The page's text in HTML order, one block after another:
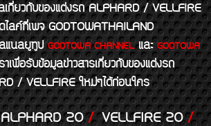
กี่ยวกับของแต่งรถ ALPHARD / VELLFIRE
ไลค์ที่เพจ GODTOWATHAILAND
ลแนลยูทูปGODTOWA CHANNELและGODTOWA
าเพื่อรับข้อมูลข่าวสารเกี่ยวกับของแต่งรถ
/ VELLFIRE ใหม่ๆได้ก่อนใคร
ALPHARD 20/VELLFIRE 20/